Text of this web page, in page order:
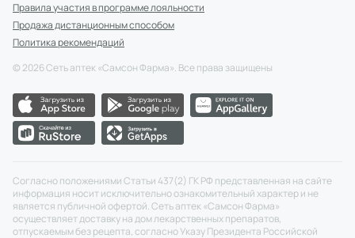
Правила участия в программе лояльности
Продажа дистанционным способом
Политика рекомендаций
© 2026Сеть аптек «Самсон Фарма». Все права защищены
Согласно положениями Статьи 437(2) ГК РФ представленная на сайте
информация носит исключительно ознакомительный характер и не
является публичной офертой. Сеть аптек «Самсон Фарма»
осуществляет доставку на дом лекарственных препаратов,
отпускаемым без рецепта, согласно Указу Президента Российской